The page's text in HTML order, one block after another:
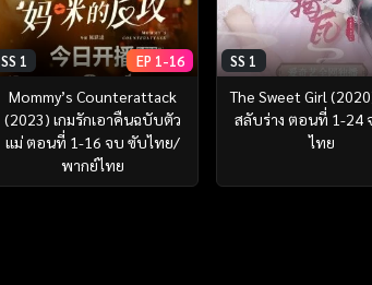
SS 1 EP 1-16
Mommy’s Counterattack
(2023) เกมรักเอาคืนฉบับตัว
แม่ ตอนที่ 1-16 จบ ซับไทย/
พากย์ไทย
SS 1
The Sweet Girl
สลับร่าง ตอนที่ 1-24
ไทย